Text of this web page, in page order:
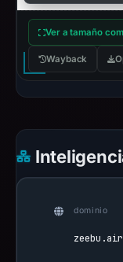
Ver a tamaño
Wayback
dominio